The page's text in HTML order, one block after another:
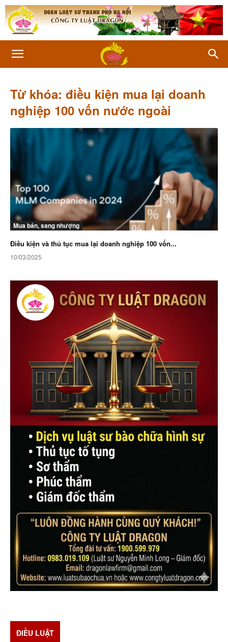
Từ khóa: điều kiện mua lại doanh
nghiệp 100 vốn nước ngoài
Mua bán, sang nhượng
Điều kiện và thủ tục mua lại doanh nghiệp 100 vốn...
10/03/2025
ĐIỀU LUẬT